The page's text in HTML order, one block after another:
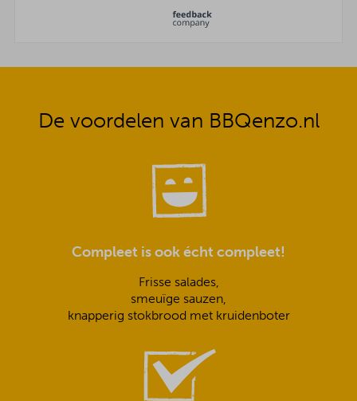
De voordelen van BBQenzo.nl
Compleet is ook écht compleet!
Frisse salades,
smeuïge sauzen,
knapperig stokbrood met kruidenboter